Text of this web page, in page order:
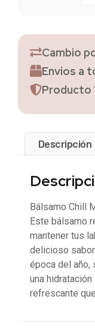
Cambio
Envios a
Producto
Descripción
Bálsamo Chill
Este bálsamo
mantener tus
delicioso
época del año,
una
refrescante